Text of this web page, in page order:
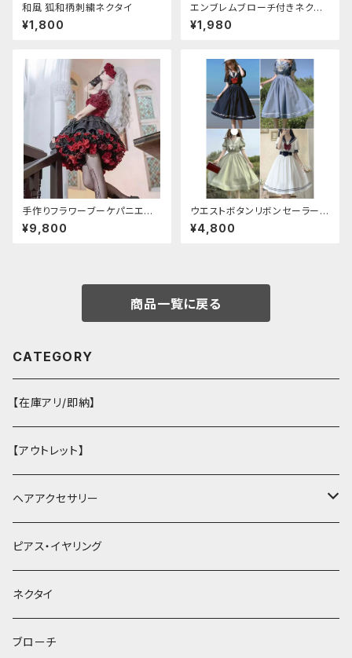
和風 狐和柄刺繍ネクタイ
¥1,800
エンブレムブローチ付きネクタ
イ(レッド)
¥1,980
手作りフラワーブーケパニエ
（❁⃘5色展開❁⃘）
¥9,800
ウエストボタンリボンセーラーワ
ンピース
¥4,800
商品一覧に戻る
CATEGORY
【在庫アリ/即納】
【アウトレット】
ヘアアクセサリー
ヘアクリップ
ヘッドドレス・カチューシャ
ヘアゴム
ピアス・イヤリング
ネクタイ
ブローチ